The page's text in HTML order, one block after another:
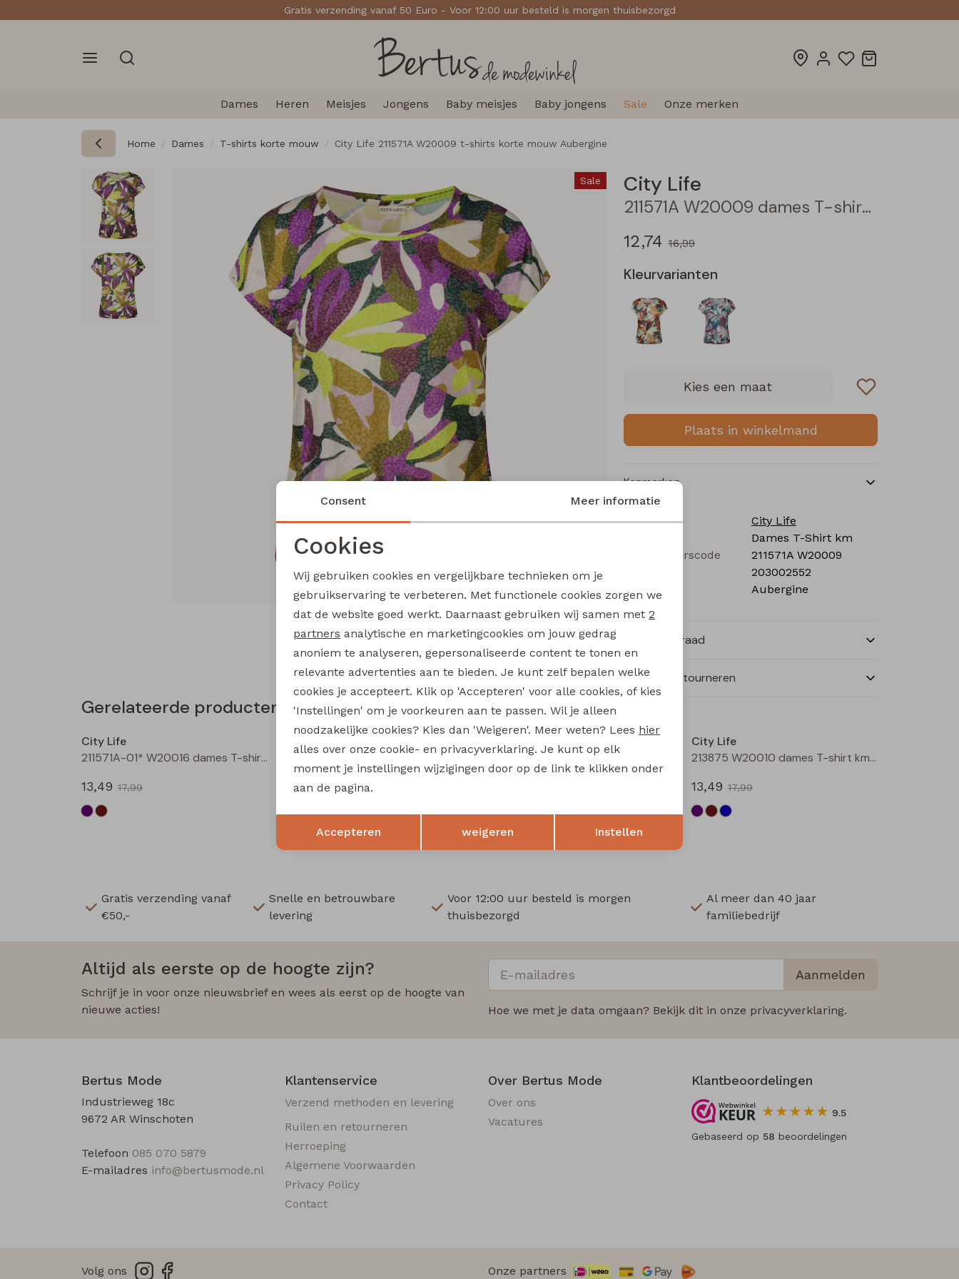
Gratis verzending vanaf 50 Euro - Voor 12:00 uur besteld is morgen thuisbezorgd
Dames Heren Meisjes Jongens Baby meisjes Baby jongens Sale Onze merken
Home Dames T-shirts korte mouw City Life 211571A W20009 t-shirts korte mouw Aubergine
Sale City Life
211571A W20009 dames T-shirt km Aubergine
12,74 16,99
Kleurvarianten
Kies een maat
Plaats in winkelmand
Kenmerken
Merk
City Life
Dames T-Shirt km
Leverancierscode
211571A W20009
203002552
Kleur
Aubergine
Winkelvoorraad
Ruilen en retourneren
Gerelateerde producten
Sale
City Life
211571A-01* W20016 dames T-shirt km aubergine
13,49 17,99
Sale
211571A-01* W20016 dames T-shirt km bruin
13,49
17,99
City Life
City Life
213875 W20010 dames T-shirt km Aubergine
13,49 17,99
Gratis verzending vanaf
€50,-
Snelle en betrouwbare
levering
Voor 12:00 uur besteld is morgen
thuisbezorgd
Al meer dan 40 jaar
familiebedrijf
Altijd als eerste op de hoogte zijn?
Schrijf je in voor onze nieuwsbrief en wees als eerst op de hoogte van
nieuwe acties!
Aanmelden
Hoe we met je data omgaan? Bekijk dit in onze privacyverklaring.
Bertus Mode
Industrieweg 18c
9672 AR Winschoten
Telefoon 085 070 5879
E-mailadres info@bertusmode.nl
Klantenservice
Verzend methoden en levering
Ruilen en retourneren
Herroeping
Algemene Voorwaarden
Privacy Policy
Contact
Over Bertus Mode
Over ons
Vacatures
Klantbeoordelingen
9.5
Gebaseerd op 58 beoordelingen
Volg ons Onze partners
Noodzakelijke cookies
Analytische cookies Marketing cookies
Terug Opslaan
Consent Meer informatie
Cookies
Wij gebruiken cookies en vergelijkbare technieken om je
gebruikservaring te verbeteren. Met functionele cookies zorgen we
dat de website goed werkt. Daarnaast gebruiken wij samen met 2
partners analytische en marketingcookies om jouw gedrag
anoniem te analyseren, gepersonaliseerde content te tonen en
relevante advertenties aan te bieden. Je kunt zelf bepalen welke
cookies je accepteert. Klik op 'Accepteren' voor alle cookies, of kies
'Instellingen' om je voorkeuren aan te passen. Wil je alleen
noodzakelijke cookies? Kies dan 'Weigeren'. Meer weten? Lees hier
alles over onze cookie- en privacyverklaring. Je kunt op elk
moment je instellingen wijzigingen door op de link te klikken onder
aan de pagina.
Accepteren weigeren Instellen